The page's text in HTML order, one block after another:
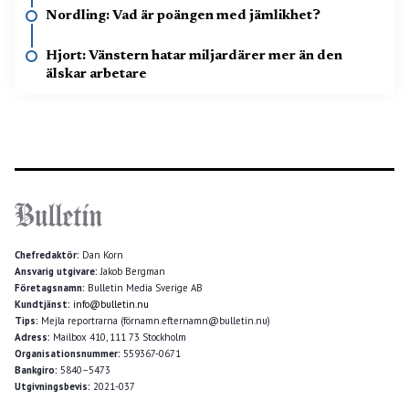
Nordling: Vad är poängen med jämlikhet?
Hjort: Vänstern hatar miljardärer mer än den
älskar arbetare
Chefredaktör: Dan Korn
Ansvarig utgivare: Jakob Bergman
Företagsnamn: Bulletin Media Sverige AB
Kundtjänst: info@bulletin.nu
Tips: Mejla reportrarna (förnamn.efternamn@bulletin.nu)
Adress: Mailbox 410, 111 73 Stockholm
Organisationsnummer: 559367-0671
Bankgiro: 5840–5473
Utgivningsbevis: 2021-037